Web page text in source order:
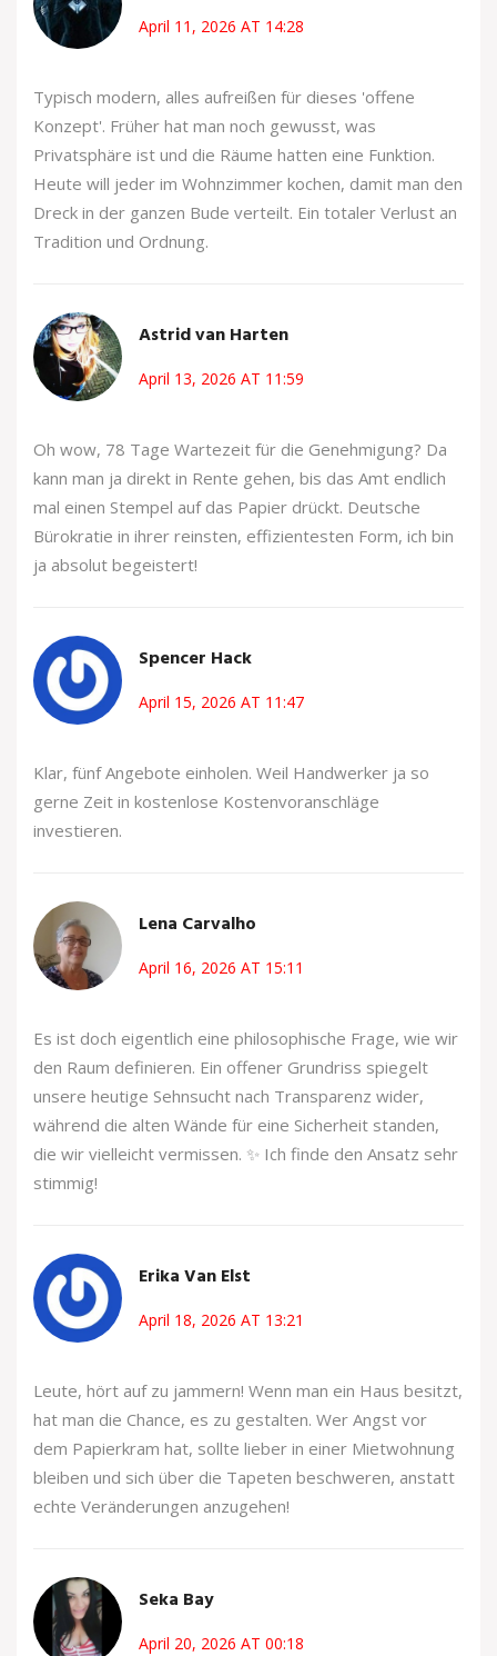
April 11, 2026 AT 14:28
Typisch modern, alles aufreißen für dieses 'offene
Konzept'. Früher hat man noch gewusst, was
Privatsphäre ist und die Räume hatten eine Funktion.
Heute will jeder im Wohnzimmer kochen, damit man den
Dreck in der ganzen Bude verteilt. Ein totaler Verlust an
Tradition und Ordnung.
Astrid van Harten
April 13, 2026 AT 11:59
Oh wow, 78 Tage Wartezeit für die Genehmigung? Da
kann man ja direkt in Rente gehen, bis das Amt endlich
mal einen Stempel auf das Papier drückt. Deutsche
Bürokratie in ihrer reinsten, effizientesten Form, ich bin
ja absolut begeistert!
Spencer Hack
April 15, 2026 AT 11:47
Klar, fünf Angebote einholen. Weil Handwerker ja so
gerne Zeit in kostenlose Kostenvoranschläge
investieren.
Lena Carvalho
April 16, 2026 AT 15:11
Es ist doch eigentlich eine philosophische Frage, wie wir
den Raum definieren. Ein offener Grundriss spiegelt
unsere heutige Sehnsucht nach Transparenz wider,
während die alten Wände für eine Sicherheit standen,
die wir vielleicht vermissen. ✨ Ich finde den Ansatz sehr
stimmig!
Erika Van Elst
April 18, 2026 AT 13:21
Leute, hört auf zu jammern! Wenn man ein Haus besitzt,
hat man die Chance, es zu gestalten. Wer Angst vor
dem Papierkram hat, sollte lieber in einer Mietwohnung
bleiben und sich über die Tapeten beschweren, anstatt
echte Veränderungen anzugehen!
Seka Bay
April 20, 2026 AT 00:18